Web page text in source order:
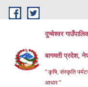
Skip to main content
दुप्चेश्वर
बागमती प्रदेश,
" कृषि, संस्कृति
आधार "